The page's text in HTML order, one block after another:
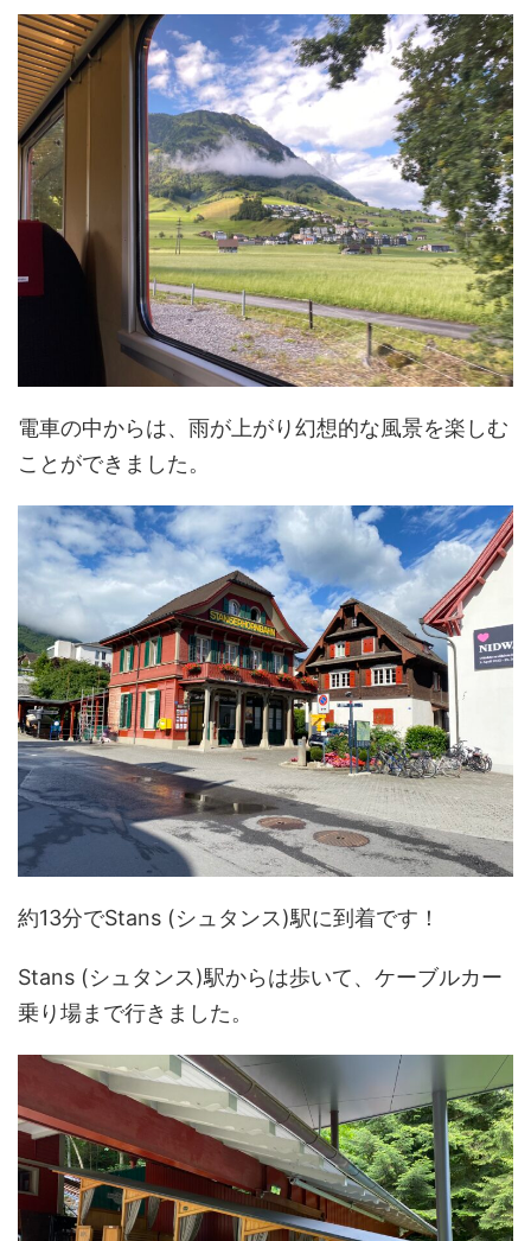
電車の中からは、雨が上がり幻想的な風景を楽しむ
ことができました。
約13分でStans (シュタンス)駅に到着です！
Stans (シュタンス)駅からは歩いて、ケーブルカー
乗り場まで行きました。